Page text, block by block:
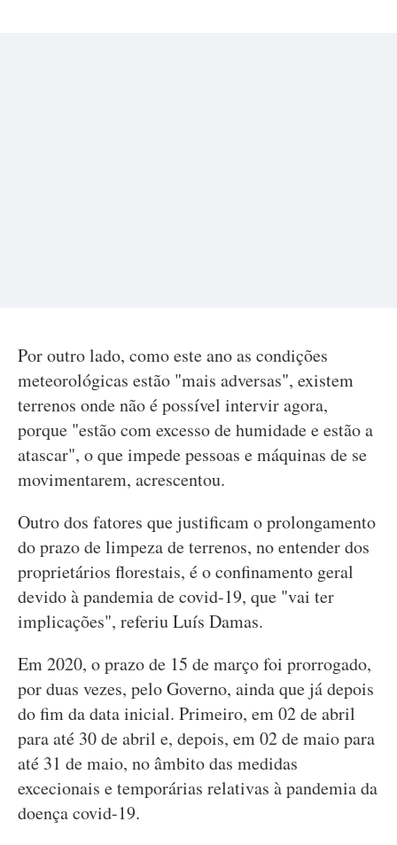
Por outro lado, como este ano as condições
meteorológicas estão "mais adversas", existem
terrenos onde não é possível intervir agora,
porque "estão com excesso de humidade e estão a
atascar", o que impede pessoas e máquinas de se
movimentarem, acrescentou.
Outro dos fatores que justificam o prolongamento
do prazo de limpeza de terrenos, no entender dos
proprietários florestais, é o confinamento geral
devido à pandemia de covid-19, que "vai ter
implicações", referiu Luís Damas.
Em 2020, o prazo de 15 de março foi prorrogado,
por duas vezes, pelo Governo, ainda que já depois
do fim da data inicial. Primeiro, em 02 de abril
para até 30 de abril e, depois, em 02 de maio para
até 31 de maio, no âmbito das medidas
excecionais e temporárias relativas à pandemia da
doença covid-19.